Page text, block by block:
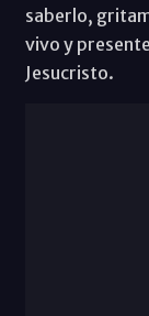
saberlo,
vivo y
Jesucristo.